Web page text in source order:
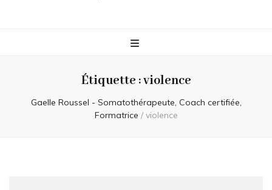
Étiquette :violence
Gaelle Roussel - Somatothérapeute, Coach certifiée,
Formatrice / violence